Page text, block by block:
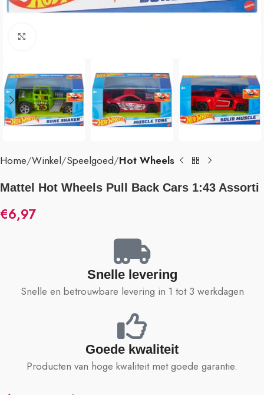
Home Winkel Speelgoed Hot Wheels
Mattel Hot Wheels Pull Back Cars 1:43 Assorti
€6,97
Snelle levering
Snelle en betrouwbare levering in 1 tot 3 werkdagen
Goede kwaliteit
Producten van hoge kwaliteit met goede garantie.